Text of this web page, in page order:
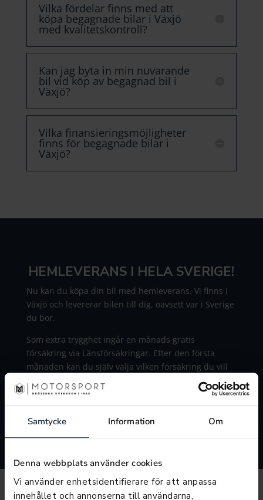
Samtycke Information Om
Denna webbplats använder cookies
Vi använder enhetsidentifierare för att anpassa
innehållet och annonserna till användarna,
Vilka fördelar finns med att
köpa begagnade bilar i Växjö
med kvalitetskontroll?
Kan jag byta in min nuvarande
bil vid köp av begagnad bil i
Växjö?
Vilka finansieringsmöjligheter
finns för begagnade bilar i
Växjö?
HEMLEVERANS I HELA SVERIGE!
Nu kan du köpa din bil med hemleverans. Vi finns i
Växjö och levererar bilen till dig, oavsett var i Sverige
du bor.
Som extra trygghet ingår en månads gratis
försäkring via Länsförsäkringar. Efter den första
månaden kan du själv välja vilken försäkring du vill